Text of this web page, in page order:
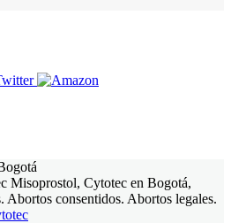
Misoprostol, Cytotec en Bogotá,
Abortos consentidos. Abortos legales.